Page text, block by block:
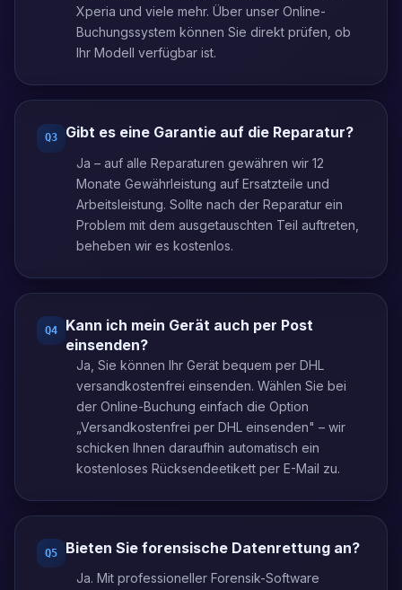
Xperia und viele mehr. Über unser Online-
Buchungssystem können Sie direkt prüfen, ob
Ihr Modell verfügbar ist.
Q3 Gibt es eine Garantie auf die Reparatur?
Ja – auf alle Reparaturen gewähren wir 12
Monate Gewährleistung auf Ersatzteile und
Arbeitsleistung. Sollte nach der Reparatur ein
Problem mit dem ausgetauschten Teil auftreten,
beheben wir es kostenlos.
Q4
Kann ich mein Gerät auch per Post
einsenden?
Ja, Sie können Ihr Gerät bequem per DHL
versandkostenfrei einsenden. Wählen Sie bei
der Online-Buchung einfach die Option
„Versandkostenfrei per DHL einsenden" – wir
schicken Ihnen daraufhin automatisch ein
kostenloses Rücksendeetikett per E-Mail zu.
Q5 Bieten Sie forensische Datenrettung an?
Ja. Mit professioneller Forensik-Software